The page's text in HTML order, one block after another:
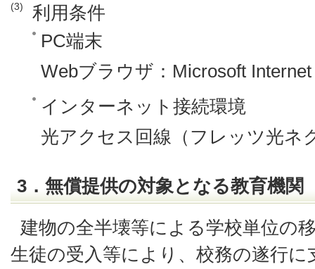
(3)
利用条件
PC端末
Webブラウザ：Microsoft
インターネット接続環境
光アクセス回線（フレッツ光ネ
3．無償提供の対象となる教育機関
建物の全半壊等による学校単位の
生徒の受入等により、校務の遂行